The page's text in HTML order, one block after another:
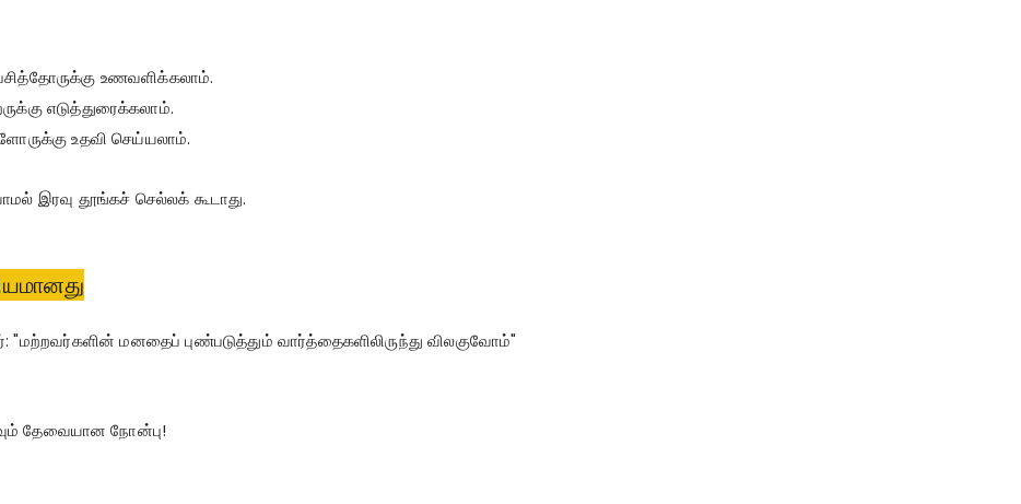
உணவளிக்கலாம்.
எடுத்துரைக்கலாம்.
உதவி செய்யலாம்.
இரவு தூங்கச் செல்லக் கூடாது.
"மற்றவர்களின் மனதைப் புண்படுத்தும் வார்த்தைகளிலிருந்து விலகுவோம்"
தேவையான நோன்பு!